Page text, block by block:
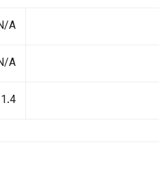
A
A
11.4 لتر/